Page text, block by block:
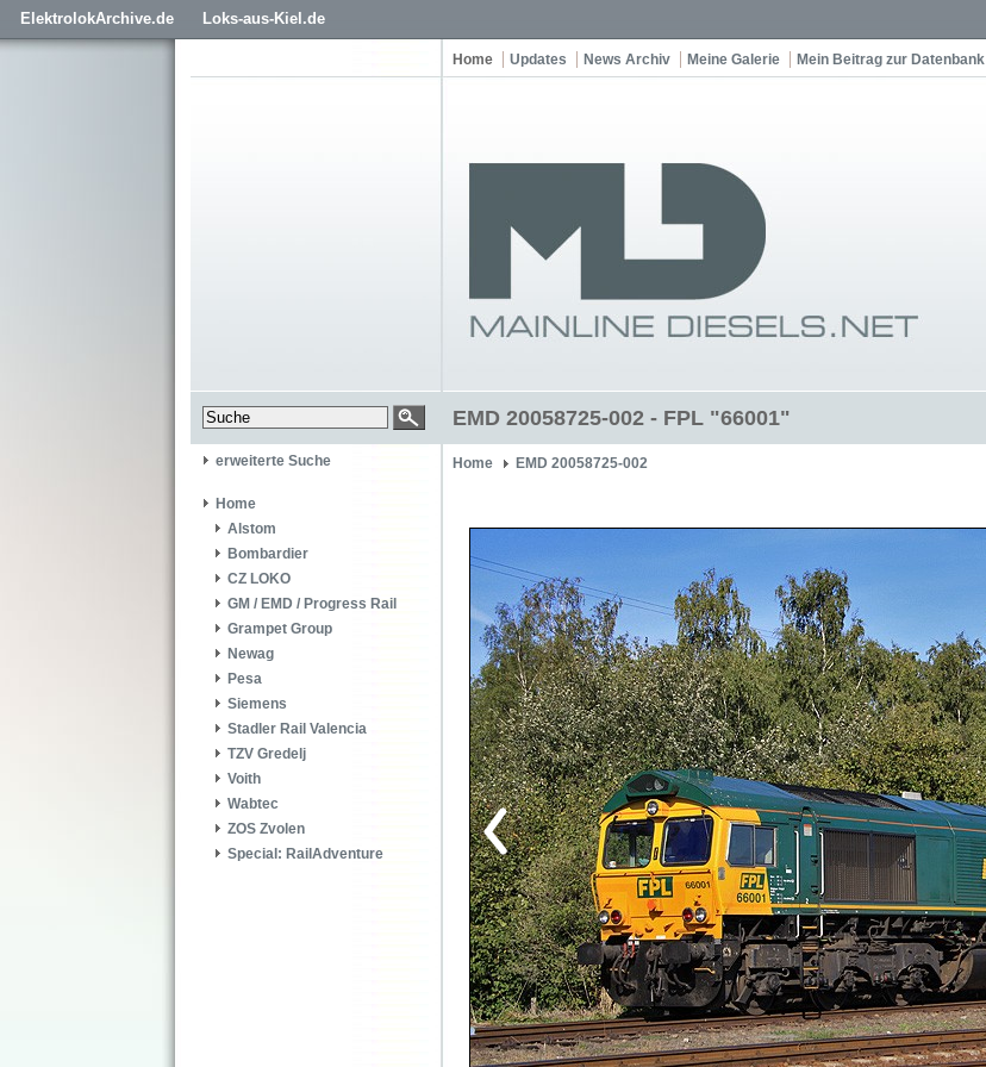
ElektrolokArchive.de Loks-aus-Kiel.de
Home Updates News Archiv Meine Galerie Mein Beitrag zur Datenbank
EMD 20058725-002 - FPL "66001"
erweiterte Suche
Home
Alstom
Bombardier
CZ LOKO
GM / EMD / Progress Rail
Grampet Group
Newag
Pesa
Siemens
Stadler Rail Valencia
TZV Gredelj
Voith
Wabtec
ZOS Zvolen
Special: RailAdventure
Home EMD 20058725-002